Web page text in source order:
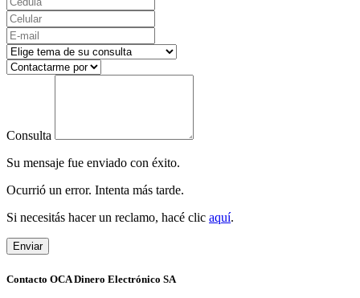
Consulta
Su mensaje fue enviado con éxito.
Ocurrió un error. Intenta más tarde.
Si necesitás hacer un reclamo, hacé clic aquí.
Enviar
Contacto OCA Dinero Electrónico SA